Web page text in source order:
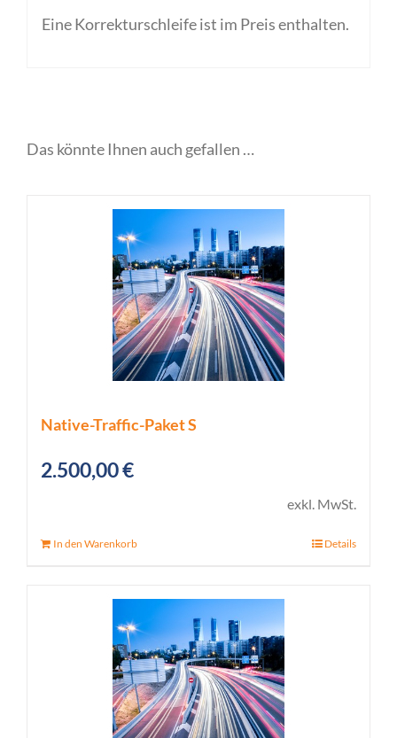
Eine Korrekturschleife ist im Preis enthalten.
Das könnte Ihnen auch gefallen …
Native-Traffic-Paket S
2.500,00€
exkl. MwSt.
In den Warenkorb Details